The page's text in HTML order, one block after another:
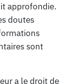
approfondie.
doutes
sont
a le droit de